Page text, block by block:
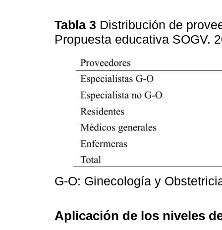
Tabla 3 Distribución de
Propuesta educativa SOGV.
G-O: Ginecología y
Aplicación de los niveles